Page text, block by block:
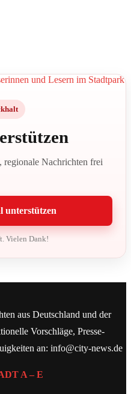
regionale Nachrichten frei
unterstützen
Vielen Dank!
aus Deutschland und der
Vorschläge, Presse-
an: info@city-news.de
A – E